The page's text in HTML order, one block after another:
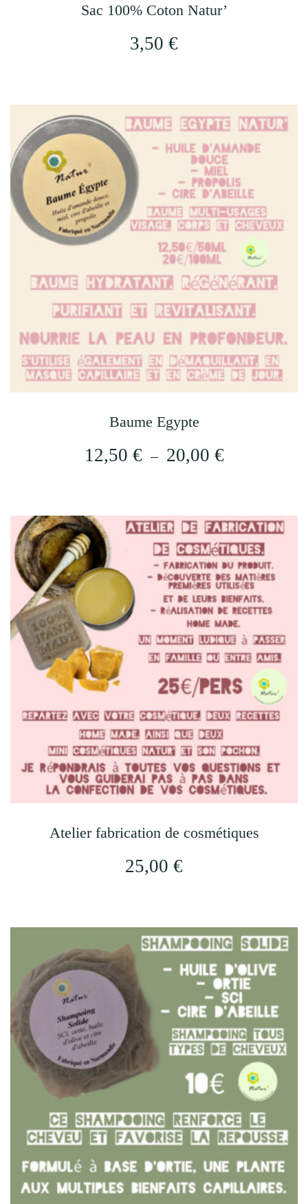
Sac 100% Coton Natur’
3,50 €
Baume Egypte
12,50 € – 20,00 €Plage
12,50 €
à
20,00 €
a
plusieurs
variations.
Les
options
peuvent
être
choisies
la
page
du
produit
Atelier fabrication de cosmétiques
25,00 €